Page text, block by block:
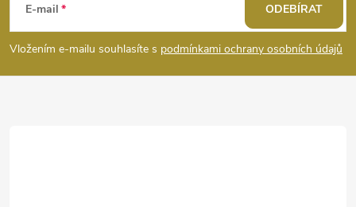
s
u
p
a
E-mail
Vložením e-mailu souhlasíte s podmínkami ochrany osobních údajů
ODEBÍRAT